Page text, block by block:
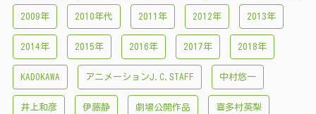
2009年 2010年代 2011年 2012年 2013年
2014年 2015年 2016年 2017年 2018年
KADOKAWA アニメーションJ.C.STAFF 中村悠一
井上和彦 伊藤静 劇場公開作品 喜多村英梨